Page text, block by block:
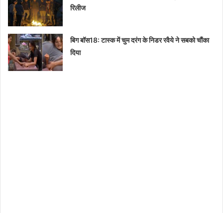
रिलीज
बिग बॉस18: टास्क में चुम दरंग के निडर रवैये ने सबको चौंका
दिया